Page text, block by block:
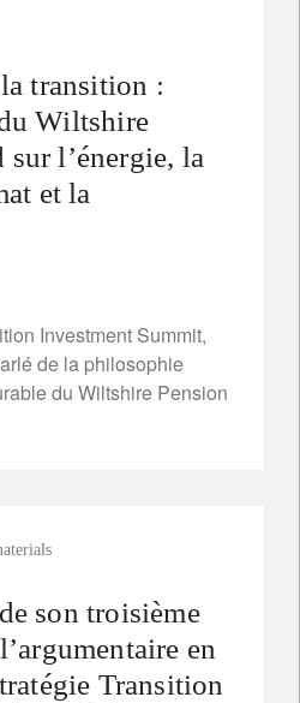
transition :
Wiltshire
l’énergie, la
et la
Investment Summit,
de la philosophie
du Wiltshire Pension
son troisième
en
Transition